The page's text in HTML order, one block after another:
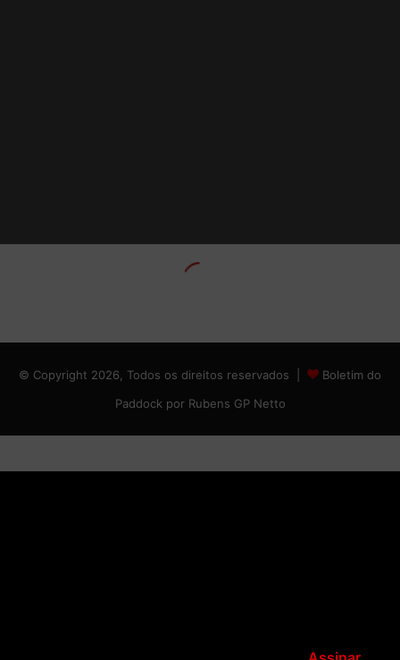
© Copyright 2026, Todos os direitos reservados |
Boletim do
Paddock por Rubens GP Netto